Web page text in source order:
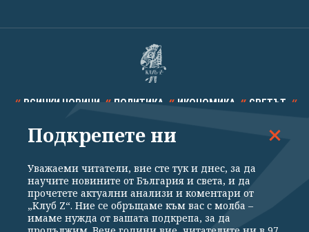
ВСИЧКИ НОВИНИ ПОЛИТИКА ИКОНОМИКА СВЕТЪТ
СПОРТ КУЛТУРА ТЕХНОЛОГИИ КАЛЕЙДОСКОП
Подкрепете ни
Уважаеми читатели, вие сте тук и днес, за да
научите новините от България и света, и да
прочетете актуални анализи и коментари от
„Клуб Z“. Ние се обръщаме към вас с молба –
имаме нужда от вашата подкрепа, за да